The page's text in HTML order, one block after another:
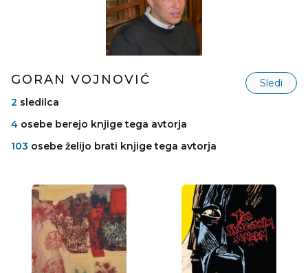
GORAN VOJNOVIĆ
Sledi
2 sledilca
4 osebe berejo knjige tega avtorja
103 osebe želijo brati knjige tega avtorja